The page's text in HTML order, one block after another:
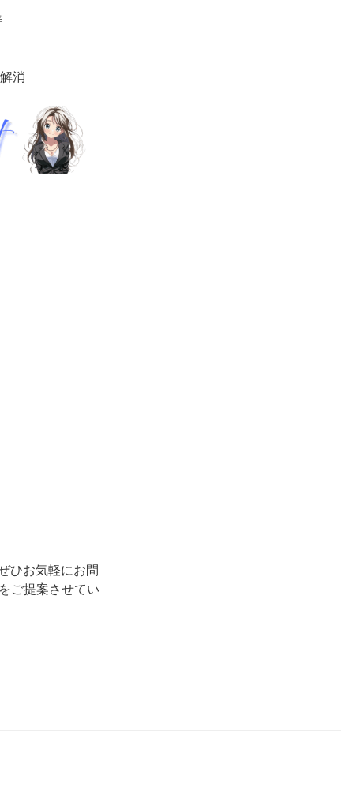
消
ひお気軽にお問
ご提案させてい